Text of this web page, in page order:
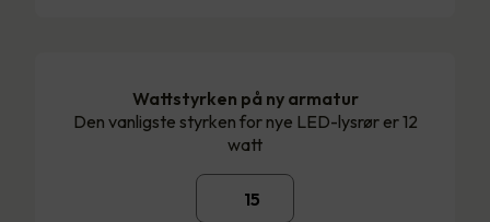
Wattstyrken på ny armatur
Den vanligste styrken for nye LED-lysrør er 12
watt